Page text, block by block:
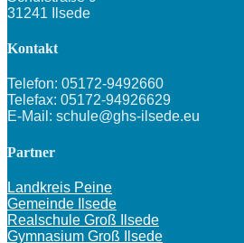
31241 Ilsede
Kontakt
Telefon: 05172-9492660
Telefax: 05172-94926629
E-Mail: schule@ghs-ilsede.eu
Partner
Landkreis Peine
Gemeinde Ilsede
Realschule Groß Ilsede
Gymnasium Groß Ilsede